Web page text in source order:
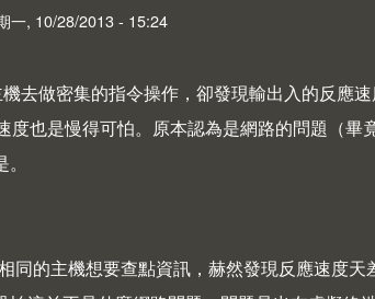
一, 10/28/2013 - 15:24
去做密集的指令操作，卻發現輸出入的反應
也是慢得可怕。原本認為是網路的問題（畢
同的主機想要查點資訊，赫然發現反應速度